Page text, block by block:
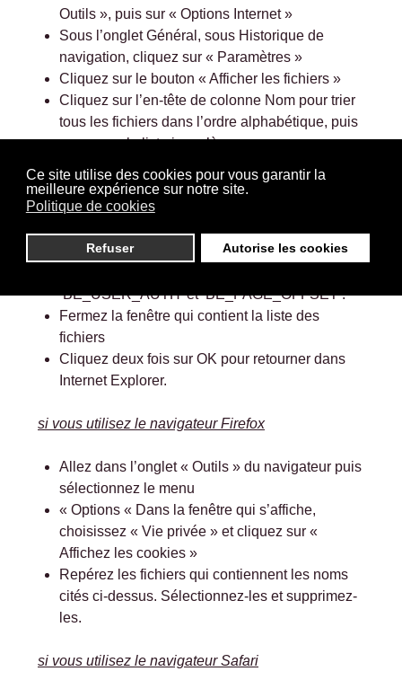
Ce site utilise des cookies pour vous garantir la
meilleure expérience sur notre site.
Politique de cookies
Refuser Autorise les cookies
Outils », puis sur « Options Internet »
Sous l’onglet Général, sous Historique de
navigation, cliquez sur « Paramètres »
Cliquez sur le bouton « Afficher les fichiers »
Cliquez sur l’en-tête de colonne Nom pour trier
tous les fichiers dans l’ordre alphabétique, puis
parcourez la liste jusqu’à ce que vous voyez
». (tous les cookies possèdent ce préfixe et
contiennent habituellement le nom du site Web
Sélectionnez et supprimez les cookies suivants
‘BE_USER_AUTH’ et ‘BE_PAGE_OFFSET’.
Fermez la fenêtre qui contient la liste des
fichiers
Cliquez deux fois sur OK pour retourner dans
Internet Explorer.
si vous utilisez le navigateur Firefox
Allez dans l’onglet « Outils » du navigateur puis
sélectionnez le menu
« Options « Dans la fenêtre qui s’affiche,
choisissez « Vie privée » et cliquez sur «
Affichez les cookies »
Repérez les fichiers qui contiennent les noms
cités ci-dessus. Sélectionnez-les et supprimez-
les.
si vous utilisez le navigateur Safari